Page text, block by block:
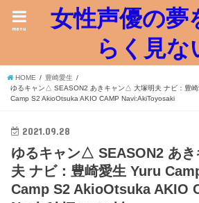
女性声優の夢
らく見な
menu
HOME
豊崎愛生
ゆるキャン△ SEASON2 あきキャン△ 大塚明夫 ナビ：豊
Camp S2 AkioOtsuka AKIO CAMP Navi:AkiToyosaki
2021.09.28
ゆるキャン△ SEASON2 あ
夫 ナビ：豊崎愛生 Yuru
Camp S2 AkioOtsuka AKIO